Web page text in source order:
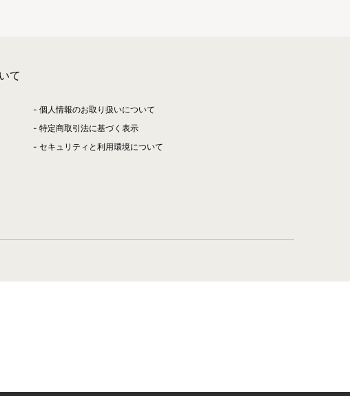
て
個人情報のお取り扱いについて
特定商取引法に基づく表示
セキュリティと利用環境について